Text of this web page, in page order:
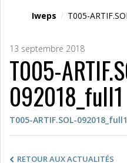
Iweps / T005-
13 septembre 2018
T005-
092018_full1
T005-ARTIF.SOL-092018_full1
RETOUR AUX ACTUALITÉS